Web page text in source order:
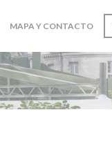
MAPA Y CONTACTO